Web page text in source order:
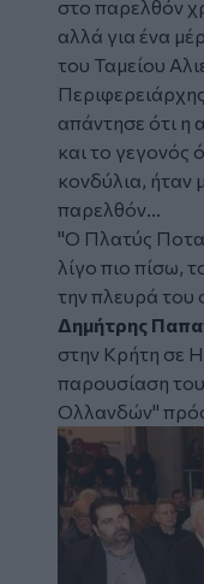
στο παρελθόν
αλλά για ένα
του Ταμείου
απάντησε ότι η
και το γεγονός
κονδύλια, ήταν
παρελθόν...
"Ο Πλατύς
λίγο πιο πίσω,
την πλευρά του
Δημήτρης
στην Κρήτη σε
παρουσίαση
Ολλανδών"
Image